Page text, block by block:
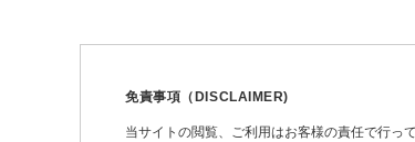
免責事項（DISCLAIMER)
当サイトの閲覧、ご利用はお客様の責任で行っ